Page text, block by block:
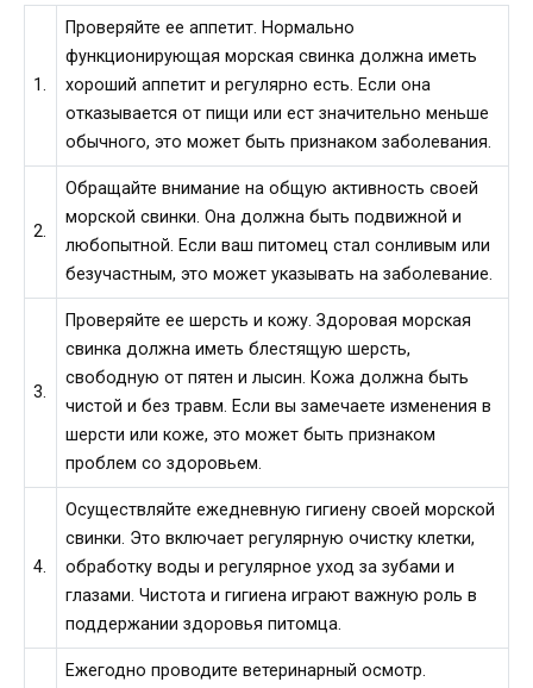
1.
Проверяйте ее аппетит. Нормально
функционирующая морская свинка должна иметь
хороший аппетит и регулярно есть. Если она
отказывается от пищи или ест значительно меньше
обычного, это может быть признаком заболевания.
2.
Обращайте внимание на общую активность своей
морской свинки. Она должна быть подвижной и
любопытной. Если ваш питомец стал сонливым или
безучастным, это может указывать на заболевание.
3.
Проверяйте ее шерсть и кожу. Здоровая морская
свинка должна иметь блестящую шерсть,
свободную от пятен и лысин. Кожа должна быть
чистой и без травм. Если вы замечаете изменения в
шерсти или коже, это может быть признаком
проблем со здоровьем.
4.
Осуществляйте ежедневную гигиену своей морской
свинки. Это включает регулярную очистку клетки,
обработку воды и регулярное уход за зубами и
глазами. Чистота и гигиена играют важную роль в
поддержании здоровья питомца.
Ежегодно проводите ветеринарный осмотр.